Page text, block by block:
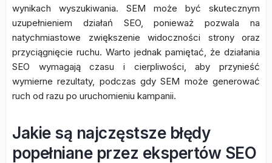
wynikach wyszukiwania. SEM może być skutecznym
uzupełnieniem działań SEO, ponieważ pozwala na
natychmiastowe zwiększenie widoczności strony oraz
przyciągnięcie ruchu. Warto jednak pamiętać, że działania
SEO wymagają czasu i cierpliwości, aby przynieść
wymierne rezultaty, podczas gdy SEM może generować
ruch od razu po uruchomieniu kampanii.
Jakie są najczęstsze błędy
popełniane przez ekspertów SEO